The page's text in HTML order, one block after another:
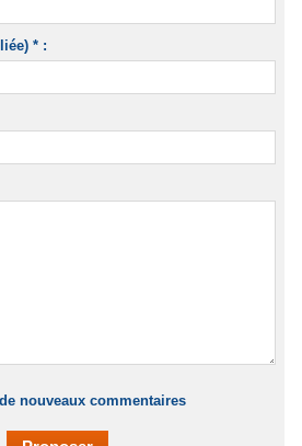
* :
nouveaux commentaires